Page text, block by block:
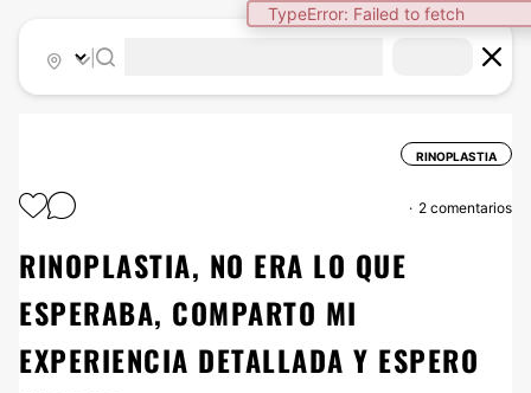
TypeError: Failed to fetch
RINOPLASTIA
2 comentarios
RINOPLASTIA, NO ERA LO QUE
ESPERABA, COMPARTO MI
EXPERIENCIA DETALLADA Y ESPERO